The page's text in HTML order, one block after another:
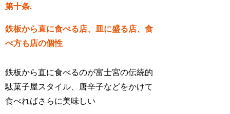
第十条.
鉄板から直に食べる店、皿に盛る店、食
べ方も店の個性
鉄板から直に食べるのが富士宮の伝統的
駄菓子屋スタイル、唐辛子などをかけて
食べればさらに美味しい